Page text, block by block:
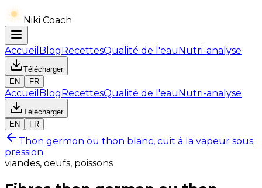
Niki Coach
Accueil BlogRecettesQualité de l'eauNutri-analyse
Télécharger
EN
FR
Accueil BlogRecettesQualité de l'eauNutri-analyse
Télécharger
EN
FR
Thon germon ou thon blanc, cuit à la vapeur sous
pression
viandes, oeufs, poissons